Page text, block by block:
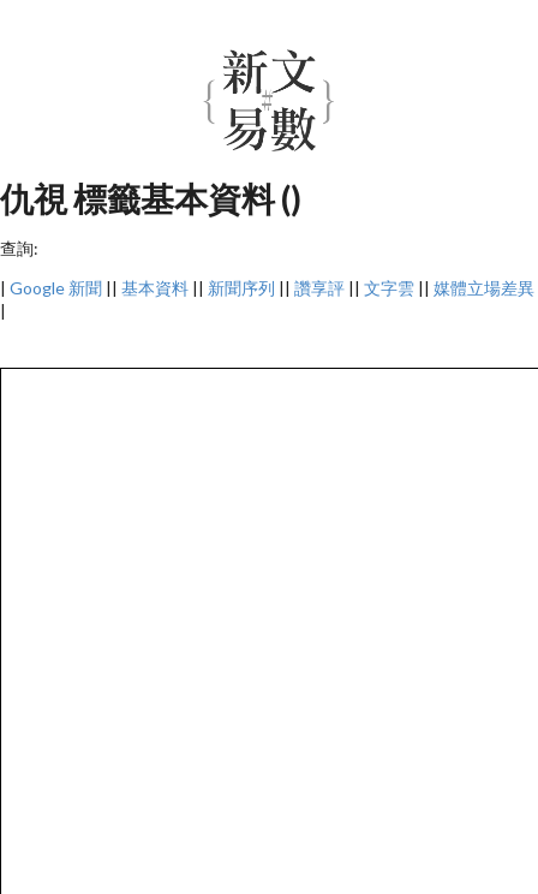
仇視 標籤基本資料 ()
查詢:
| Google 新聞 || 基本資料 || 新聞序列 || 讚享評 || 文字雲 || 媒體立場差異
|